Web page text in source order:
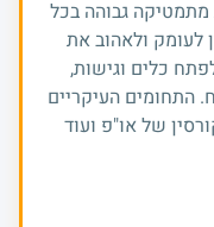
מתמטיקה גבוהה בכל
לעומק ולאהוב את
כלים וגישות,
התחומים העיקריים
של או"פ ועוד